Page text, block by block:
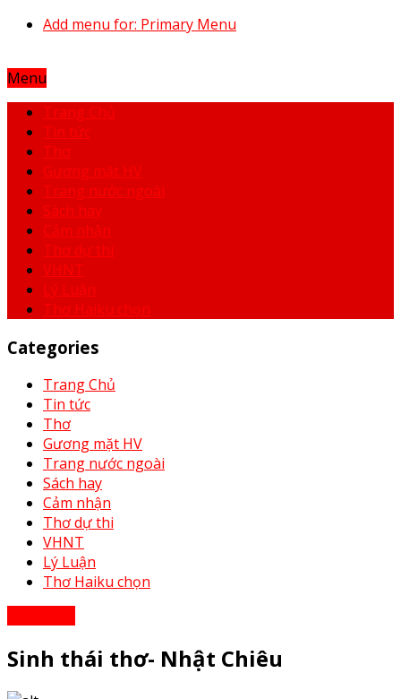
Add menu for: Primary Menu
Menu
Trang Chủ
Tin tức
Thơ
Gương mặt HV
Trang nước ngoài
Sách hay
Cảm nhận
Thơ dự thi
VHNT
Lý Luận
Thơ Haiku chọn
Categories
Trang Chủ
Tin tức
Thơ
Gương mặt HV
Trang nước ngoài
Sách hay
Cảm nhận
Thơ dự thi
VHNT
Lý Luận
Thơ Haiku chọn
Sinh thái thơ- Nhật Chiêu